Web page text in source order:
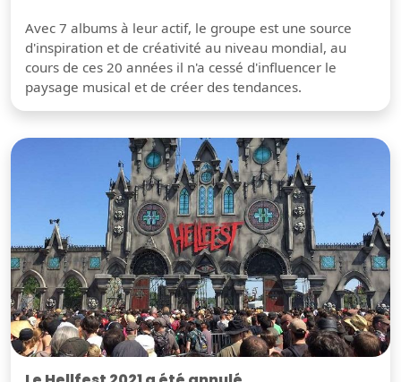
Avec 7 albums à leur actif, le groupe est une source
d'inspiration et de créativité au niveau mondial, au
cours de ces 20 années il n'a cessé d'influencer le
paysage musical et de créer des tendances.